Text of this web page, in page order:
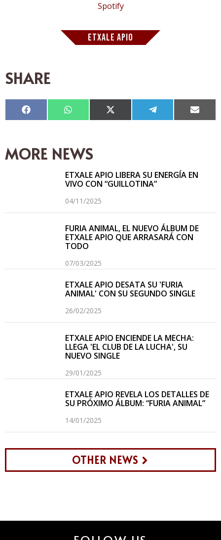
Spotify
ETXALE APIO
SHARE
Compartir
en
Compartir
en
Compartir
en
Compartir
en en
MORE NEWS
ETXALE APIO LIBERA SU ENERGÍA EN
VIVO CON “GUILLOTINA”
04/11/2025
FURIA ANIMAL, EL NUEVO ÁLBUM DE
ETXALE APIO QUE ARRASARÁ CON
TODO
07/03/2025
ETXALE APIO DESATA SU 'FURIA
ANIMAL' CON SU SEGUNDO SINGLE
26/02/2025
ETXALE APIO ENCIENDE LA MECHA:
LLEGA 'EL CLUB DE LA LUCHA', SU
NUEVO SINGLE
29/01/2025
ETXALE APIO REVELA LOS DETALLES DE
SU PRÓXIMO ÁLBUM: “FURIA ANIMAL”
14/01/2025
OTHER NEWS